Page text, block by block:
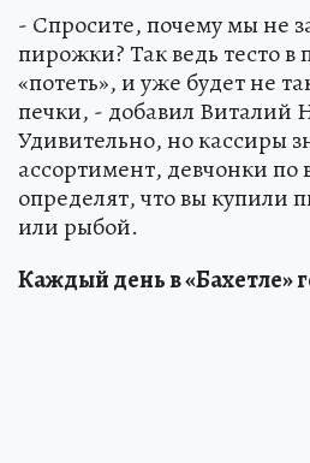
- Спросите, почему мы не
пирожки? Так ведь тесто в
«потеть», и уже будет не
печки, - добавил Виталий
Удивительно, но кассиры
ассортимент, девчонки
определят, что вы купили
или рыбой.
Каждый день в «Бахетле»